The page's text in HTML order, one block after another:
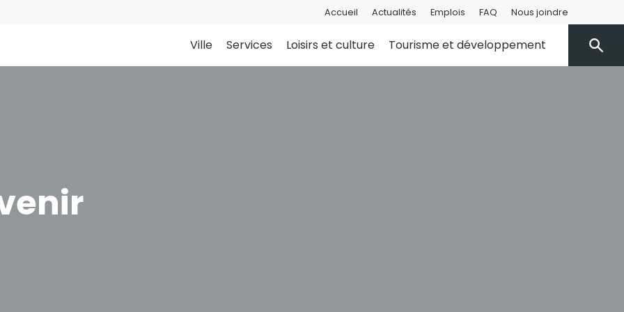
Accueil Actualités Emplois FAQ Nous joindre
Ville Services Loisirs et culture Tourisme et développement